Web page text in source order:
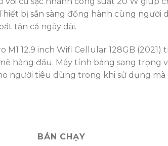
bị sẵn sàng đồng hành cùng
tận cả ngày dài.
M1 12.9 inch Wifi Cellular 128GB
hàng đầu. Máy tính bảng sang trọng
người tiêu dùng trong khi sử dụng
BÁN CHẠY